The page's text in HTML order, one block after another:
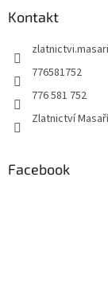
Kontakt
776581752
776 581 752
Zlatnictví
Facebook